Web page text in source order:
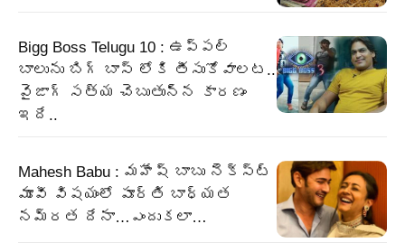
Bigg Boss Telugu 10 : ఉప్పల్
బాలును బిగ్ బాస్ లోకి తీసుకోవాలట..
వైజాగ్ సత్య చెబుతున్న కారణం
ఇదే..
Mahesh Babu : మహేష్ బాబు నెక్స్ట్
మూవీ విషయంలో పూర్తి బాధ్యత
నమ్రత దేనా…ఎందుకలా…